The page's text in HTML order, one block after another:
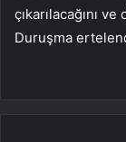
çıkarılacağını
Duruşma